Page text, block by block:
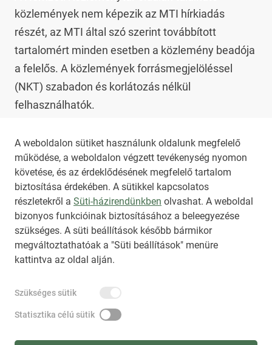
A weboldalon sütiket használunk oldalunk megfelelő
működése, a weboldalon végzett tevékenység nyomon
követése, és az érdeklődésének megfelelő tartalom
biztosítása érdekében. A sütikkel kapcsolatos
részletekről a Süti-házirendünkben olvashat. A weboldal
bizonyos funkcióinak biztosításához a beleegyezése
szükséges. A süti beállítások később bármikor
megváltoztathatóak a "Süti beállítások" menüre
kattintva az oldal alján.
Szükséges sütik
Statisztika célú sütik
közlemények nem képezik az MTI hírkiadás
részét, az MTI által szó szerint továbbított
tartalomért minden esetben a közlemény beadója
a felelős. A közlemények forrásmegjelöléssel
(NKT) szabadon és korlátozás nélkül
felhasználhatók.
Az NKT szolgáltatással kapcsolatban további
információt az nkt@dunamsz.hu elektronikus
levelező címen kaphat.
HIRADO.HU MEDIAKLIKK.HU
M4SPORT.HU NEMZETISPORT.HU
NEMZETI KÖZLEMÉNYTÁR MEGRENDELÉS
AKADÁLYMENTESÍTÉSI NYILATKOZAT
SÚGÓ